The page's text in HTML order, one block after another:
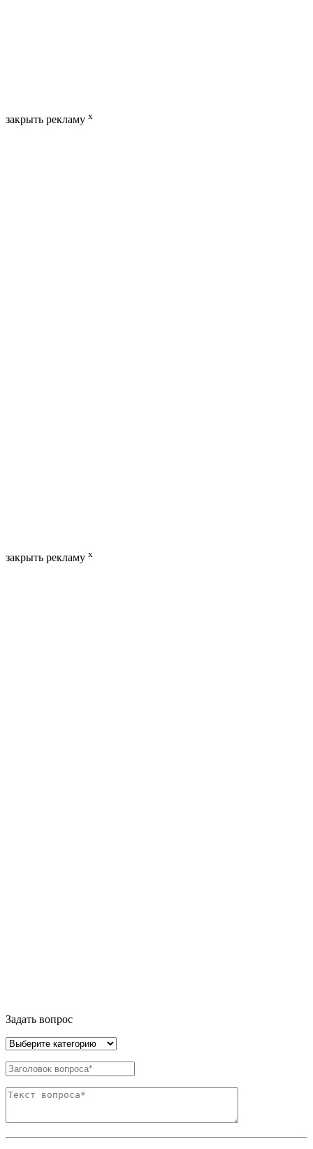
закрыть рекламу x
закрыть рекламу x
Задать вопрос